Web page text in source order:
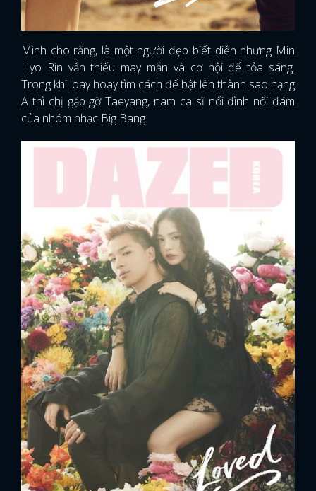
Mình cho rằng, là một người đẹp biết diễn nhưng Min
Hyo Rin vẫn thiếu may mắn và cơ hội để tỏa sáng.
Trong khi loay hoay tìm cách để bật lên thành sao hạng
A thì chị gặp gỡ Taeyang, nam ca sĩ nổi đình nổi đám
của nhóm nhạc Big Bang.